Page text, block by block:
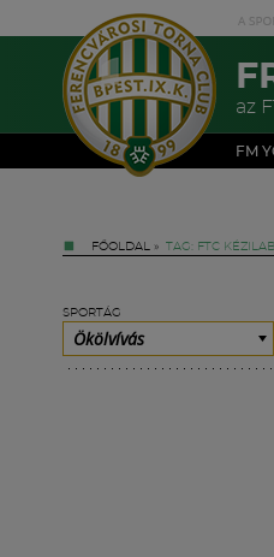
az
FM
FŐOLDAL » TAG: FTC
SPORTÁG
Ökölvívás